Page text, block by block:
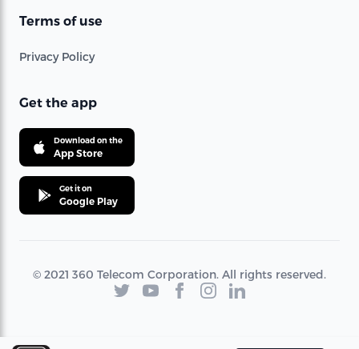
Terms of use
Privacy Policy
Get the app
Download on the
App Store
Get it on
Google Play
© 2021 360 Telecom Corporation. All rights reserved.